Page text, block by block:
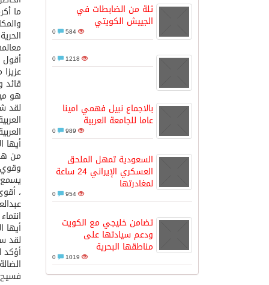
مدينة الملك سلمان للطاقة
كسوة الكعبة تعتلي البيت العتيق
“سبيس إكس” تطلق 24 قمرًا صناعيًا جديدًا إلى الفضاء
ثلة من الضابطات في
الجييش الكويتي
584
1218
بالاجماع نبيل فهمي امينا
عاما للجامعة العربية
989
السعودية تمهل الملحق
العسكري الإيراني 24 ساعة
لمغادرتها
954
تضامن خليجي مع الكويت
ودعم سيادتها على
مناطقها البحرية
1019
ما
أقول
قائد
هو
لقد
أيها
من
يسمع
،
أيها
لقد
أؤكد
فسيح